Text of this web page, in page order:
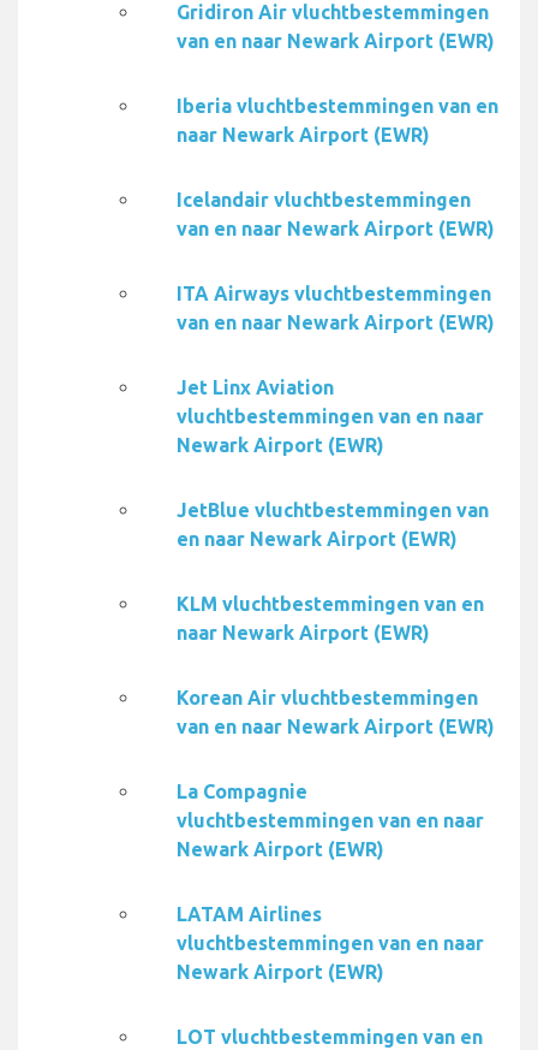
Gridiron Air vluchtbestemmingen
van en naar Newark Airport (EWR)
Iberia vluchtbestemmingen van en
naar Newark Airport (EWR)
Icelandair vluchtbestemmingen
van en naar Newark Airport (EWR)
ITA Airways vluchtbestemmingen
van en naar Newark Airport (EWR)
Jet Linx Aviation
vluchtbestemmingen van en naar
Newark Airport (EWR)
JetBlue vluchtbestemmingen van
en naar Newark Airport (EWR)
KLM vluchtbestemmingen van en
naar Newark Airport (EWR)
Korean Air vluchtbestemmingen
van en naar Newark Airport (EWR)
La Compagnie
vluchtbestemmingen van en naar
Newark Airport (EWR)
LATAM Airlines
vluchtbestemmingen van en naar
Newark Airport (EWR)
LOT vluchtbestemmingen van en